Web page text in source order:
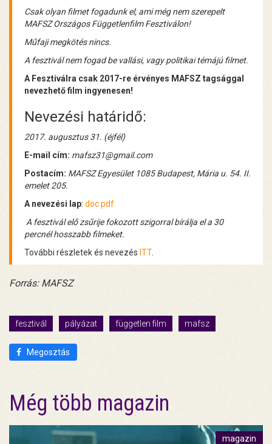
Csak olyan filmet fogadunk el, ami még nem szerepelt
MAFSZ Országos Függetlenfilm Fesztiválon!
Műfaji megkötés nincs.
A fesztivál nem fogad be vallási, vagy politikai témájú filmet.
A Fesztiválra csak 2017-re érvényes MAFSZ tagsággal
nevezhető film ingyenesen!
Nevezési határidő:
2017. augusztus 31. (éjfél)
E-mail cím: mafsz31@gmail.com
Postacím: MAFSZ Egyesület 1085 Budapest, Mária u. 54. II.
emelet 205.
A nevezési lap: docpdf
A fesztivál elő zsűrije fokozott szigorral bírálja el a 30
percnél hosszabb filmeket.
További részletek és nevezés ITT.
Forrás: MAFSZ
fesztivál pályázat független film mafsz
Megosztás
Még több magazin
magazin